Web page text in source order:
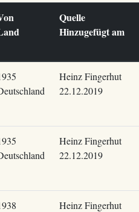
Quelle
Hinzugefügt am
Heinz Fingerhut
22.12.2019
Heinz Fingerhut
22.12.2019
Heinz Fingerhut